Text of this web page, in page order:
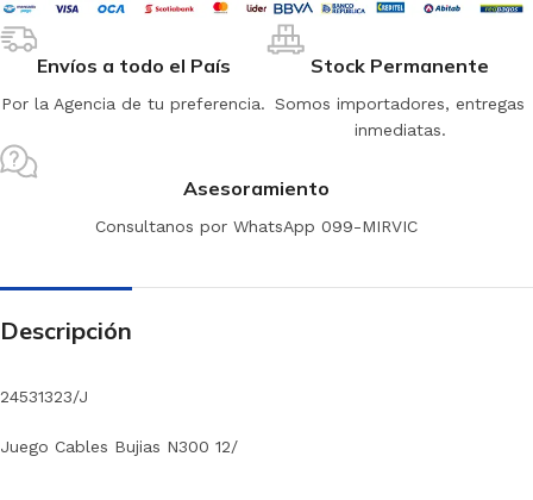
Envíos a todo el País
Por la Agencia de tu preferencia.
Stock Permanente
Somos importadores, entregas
inmediatas.
Asesoramiento
Consultanos por WhatsApp 099-MIRVIC
Descripción
24531323/J
Juego Cables Bujias N300 12/